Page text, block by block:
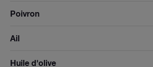
Poivron
Ail
Huile d'olive